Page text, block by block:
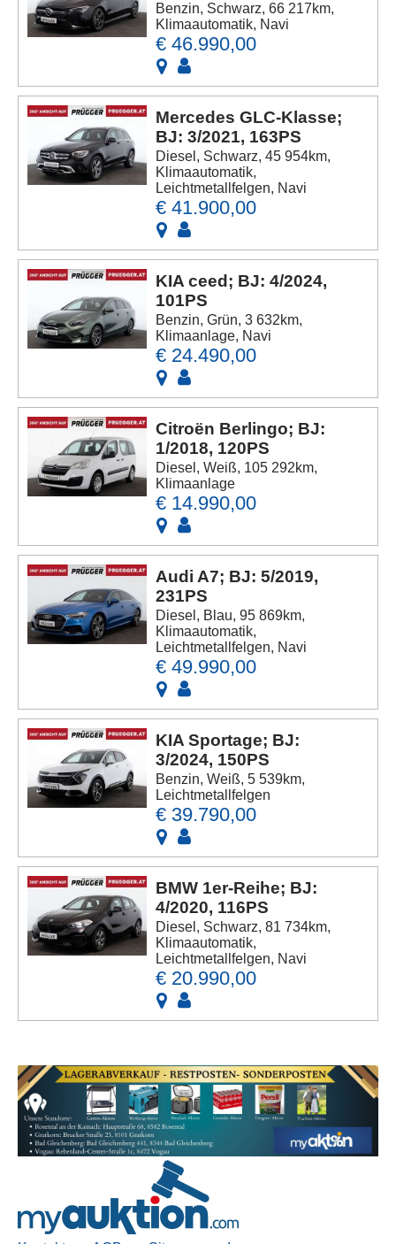
Benzin, Schwarz, 66 217km,
Klimaautomatik, Navi
€ 46.990,00
Mercedes GLC-Klasse;
BJ: 3/2021, 163PS
Diesel, Schwarz, 45 954km,
Klimaautomatik,
Leichtmetallfelgen, Navi
€ 41.900,00
KIA ceed; BJ: 4/2024,
101PS
Benzin, Grün, 3 632km,
Klimaanlage, Navi
€ 24.490,00
Citroën Berlingo; BJ:
1/2018, 120PS
Diesel, Weiß, 105 292km,
Klimaanlage
€ 14.990,00
Audi A7; BJ: 5/2019,
231PS
Diesel, Blau, 95 869km,
Klimaautomatik,
Leichtmetallfelgen, Navi
€ 49.990,00
KIA Sportage; BJ:
3/2024, 150PS
Benzin, Weiß, 5 539km,
Leichtmetallfelgen
€ 39.790,00
BMW 1er-Reihe; BJ:
4/2020, 116PS
Diesel, Schwarz, 81 734km,
Klimaautomatik,
Leichtmetallfelgen, Navi
€ 20.990,00